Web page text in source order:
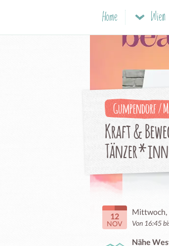
Home Wien
Gumpendorf /
Kraft &
12
NOV
Mittwoch,
Von 16:45
Nähe